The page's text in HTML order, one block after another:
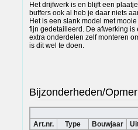
Het drijfwerk is en blijft een
buffers ook al heb je daar niets
Het is een slank model met
fijn gedetailleerd. De afwerking
extra onderdelen zelf monteren
is dit wel te doen.
Bijzonderheden/
Art.nr. Type Bouwjaar